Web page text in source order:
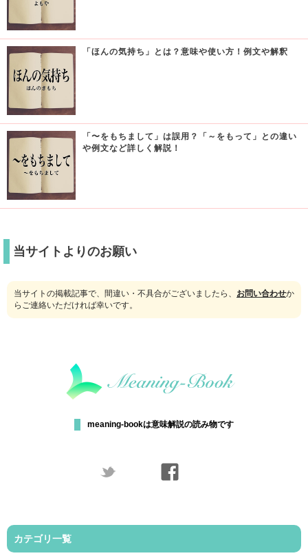
「ほんの気持ち」とは？意味や使い方！例文や解釈
「〜をもちまして」は誤用？「～をもって」との違い
や例文など詳しく解説！
当サイトよりのお願い
当サイトの掲載記事で、間違い・不具合がございましたら、 お問い合わせか
らご連絡いただければ幸いです。
meaning-bookは意味解説の読み物です
カテゴリ一覧